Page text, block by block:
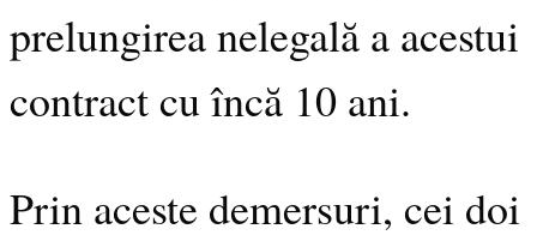
prelungirea nelegală a acestui
contract cu încă 10 ani.
Prin aceste demersuri, cei doi